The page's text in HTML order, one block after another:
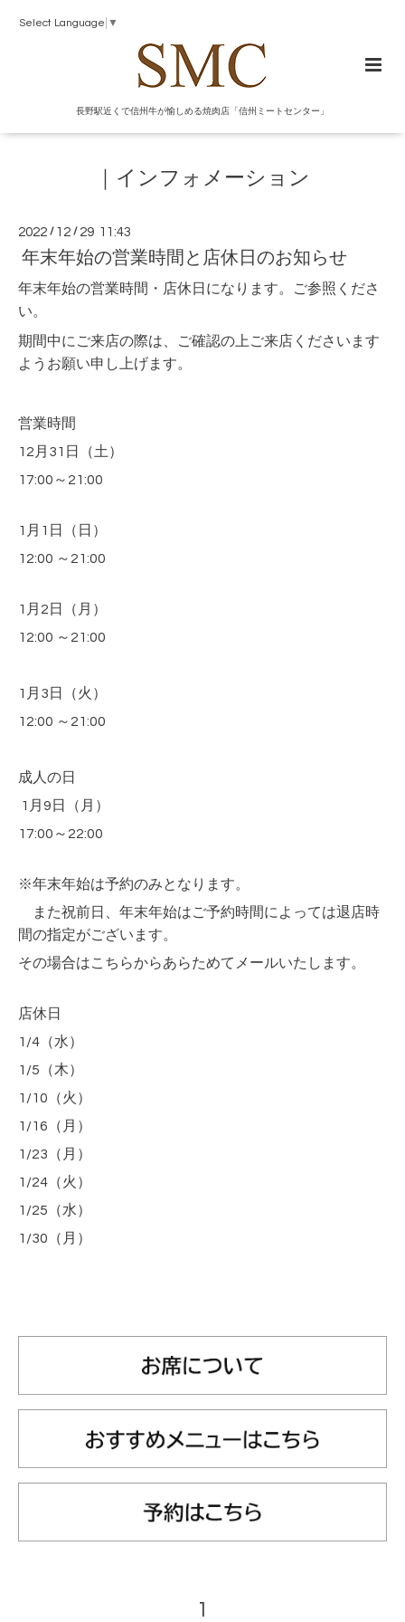
Select Language ▼
長野駅近くで信州牛が愉しめる焼肉店「信州ミートセンター」
｜インフォメーション
2022 / 12 / 29 11:43
年末年始の営業時間と店休日のお知らせ
年末年始の営業時間・店休日になります。ご参照くださ
い。
期間中にご来店の際は、ご確認の上ご来店くださいます
ようお願い申し上げます。
営業時間
12月31日（土）
17:00～21:00
1月1日
（日）
12:00 ～21:00
1月2日
（月）
12:00 ～21:00
1月3日
（火）
12:00 ～21:00
成人の日
1月9日
（月）
17:00～22:00
※年末年始は予約のみとなります。
また祝前日、年末年始はご予約時間によっては退店時
間の指定がございます。
その場合はこちらからあらためてメールいたします。
店休日
1/4（水）
1/5（木）
1/10（火）
1/16（月）
1/23（月）
1/24（火）
1/25（水）
1/30（月）
1